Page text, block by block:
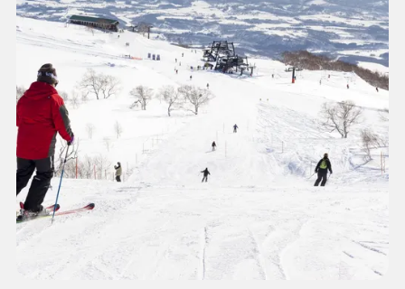
madrasser. Normal arbeidstid i Japan er 48 timer i
uken.
Vanlige arbeidsoppgaver inkluderer:
Renhold
Gjøre rommene klar for for natten
Oppvask og andre arbeidsoppgaver på kjøkken
Ønske gjester velkommen
Vedlikehold og renhold av onsen-området
GÅRDSLIV
GRUPPEREISER & SPENNING